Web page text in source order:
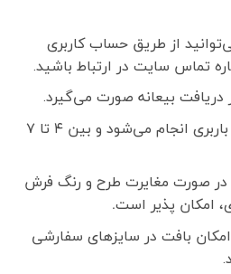
از طریق حساب کاربری
تماس سایت در ارتباط باشید.
بیعانه صورت می‌گیرد.
ارسال‌های شهرستان با باربری انجام می‌شود و بین ۴ تا ۷
صورت مغایرت طرح و رنگ فرش
امکان پذیر است.
بافت در سایزهای سفارشی